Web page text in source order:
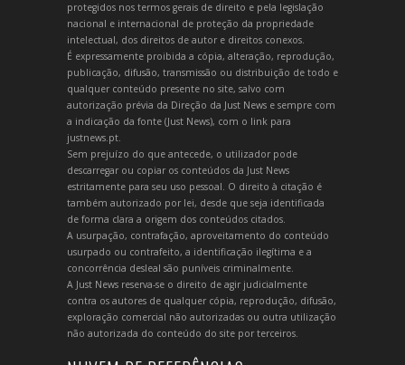
protegidos nos termos gerais de direito e pela legislação
nacional e internacional de proteção da propriedade
intelectual, dos direitos de autor e direitos conexos.
É expressamente proibida a cópia, alteração, reprodução,
publicação, difusão, transmissão ou distribuição de todo e
qualquer conteúdo presente no site, salvo com
autorização prévia da Direção da Just News e sempre com
a indicação da fonte (Just News), com o link para
justnews.pt.
Sem prejuízo do que antecede, o utilizador pode
descarregar ou copiar os conteúdos da Just News
estritamente para seu uso pessoal. O direito à citação é
também autorizado por lei, desde que seja identificada
de forma clara a origem dos conteúdos citados.
A usurpação, contrafação, aproveitamento do conteúdo
usurpado ou contrafeito, a identificação ilegítima e a
concorrência desleal são puníveis criminalmente.
A Just News reserva-se o direito de agir judicialmente
contra os autores de qualquer cópia, reprodução, difusão,
exploração comercial não autorizadas ou outra utilização
não autorizada do conteúdo do site por terceiros.